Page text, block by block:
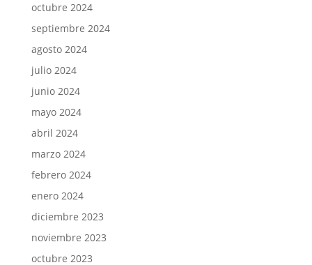
octubre 2024
septiembre 2024
agosto 2024
julio 2024
junio 2024
mayo 2024
abril 2024
marzo 2024
febrero 2024
enero 2024
diciembre 2023
noviembre 2023
octubre 2023